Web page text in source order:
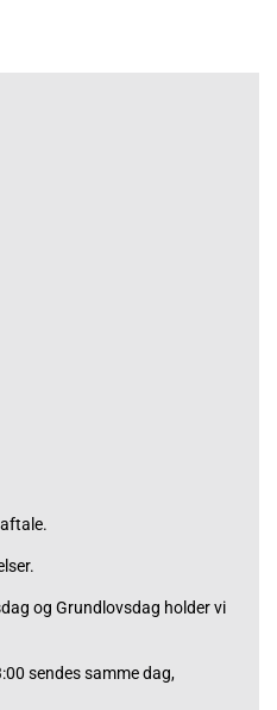
og Grundlovsdag holder vi
sendes samme dag,